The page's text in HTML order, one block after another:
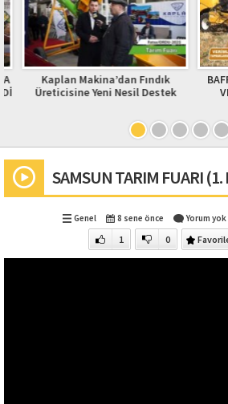
Kaplan Makina’dan Fındık
Üreticisine Yeni Nesil Destek
SAMSUN TARIM FUARI
Genel 8 sene önce Yorum yok
1 0